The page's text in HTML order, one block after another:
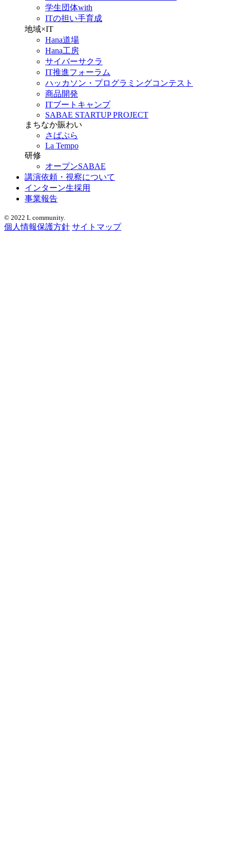
学生団体with
ITの担い手育成
地域×IT
Hana道場
Hana工房
サイバーサクラ
IT推進フォーラム
ハッカソン・プログラミングコンテスト
商品開発
ITブートキャンプ
SABAE STARTUP PROJECT
まちなか賑わい
さばぷら
La Tempo
研修
オープンSABAE
講演依頼・視察について
インターン生採用
事業報告
© 2022 L community.
個人情報保護方針 サイトマップ